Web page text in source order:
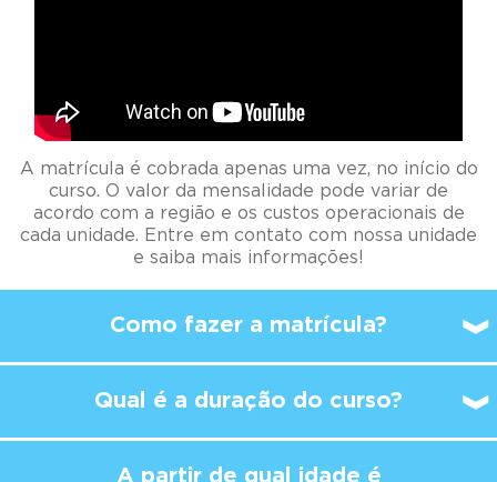
A matrícula é cobrada apenas uma vez, no início do
curso. O valor da mensalidade pode variar de
acordo com a região e os custos operacionais de
cada unidade. Entre em contato com nossa unidade
e saiba mais informações!
Como fazer a matrícula?
Qual é a duração do curso?
A partir de qual idade é